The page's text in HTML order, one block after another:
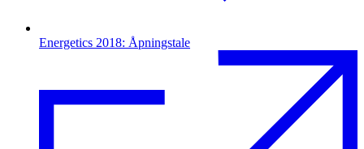
Energetics 2018: Åpningstale